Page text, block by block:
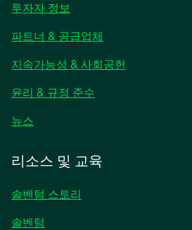
투자자 정보
에
서
림
파트너 & 공급업체
지속가능성 & 사회공헌
윤리 & 규정 준수
뉴스
에
서
열
림
리소스 및 교육
솔벤텀 스토리
솔벤텀